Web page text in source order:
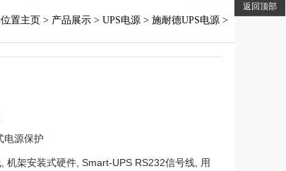
置主页 > 产品展示 > UPS电源 > 施耐德UPS电源 >
电源保护
架安装式硬件, Smart-UPS RS232信号线, 用
返回顶部